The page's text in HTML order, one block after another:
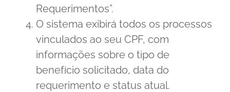
Requerimentos”.
O sistema exibirá todos os processos
vinculados ao seu CPF, com
informações sobre o tipo de
benefício solicitado, data do
requerimento e status atual.